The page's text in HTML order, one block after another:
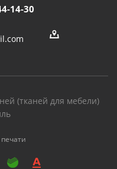
14-30
(тканей для мебели)